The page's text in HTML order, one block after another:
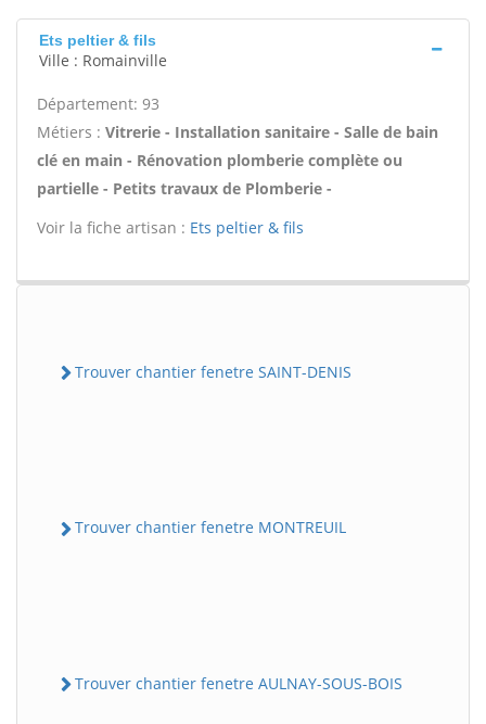
Ets peltier & fils
Ville : Romainville
Département: 93
Métiers : Vitrerie - Installation sanitaire - Salle de bain
clé en main - Rénovation plomberie complète ou
partielle - Petits travaux de Plomberie -
Voir la fiche artisan : Ets peltier & fils
Trouver chantier fenetre SAINT-DENIS
Trouver chantier fenetre MONTREUIL
Trouver chantier fenetre AULNAY-SOUS-BOIS